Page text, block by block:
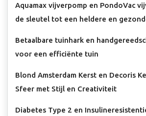
Aquamax vijverpomp en PondoVac
de sleutel tot een heldere en
Betaalbare tuinhark en
voor een efficiënte tuin
Blond Amsterdam Kerst en Decoris
Sfeer met Stijl en Creativiteit
Diabetes Type 2 en